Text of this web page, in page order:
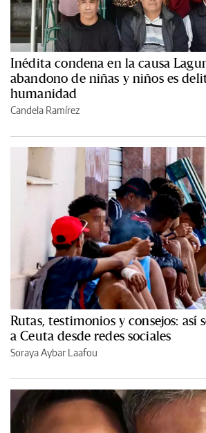
Inédita condena en la causa
abandono de niñas y niños es
humanidad
Candela Ramírez
Rutas, testimonios y consejos: así
a Ceuta desde redes sociales
Soraya Aybar Laafou